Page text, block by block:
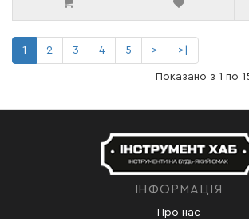
1 2 3 4 5 > >|
Показано з 1 по
ІНФОРМАЦІЯ
Про нас